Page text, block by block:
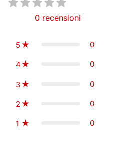
0 recensioni
5 0
4 0
3 0
2 0
1 0